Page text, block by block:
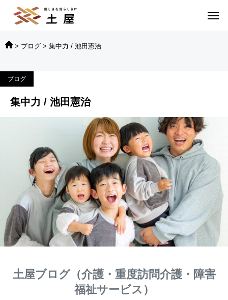
> ブログ > 集中力 / 池田憲治
ブログ
集中力 / 池田憲治
土屋ブログ（介護・重度訪問介護・障害
福祉サービス）